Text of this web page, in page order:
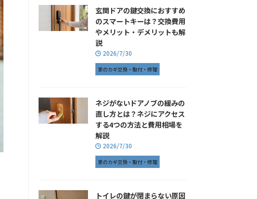
玄関ドアの鍵交換におすすめ
のスマートキーは？交換費用
やメリット・デメリットも解
説
2026/7/30
家のカギ交換・取付・修理
ネジがないドアノブの緩みの
直し方とは？ネジにアクセス
する4つの方法と費用相場を
解説
2026/7/30
家のカギ交換・取付・修理
トイレの鍵が閉まらない原因